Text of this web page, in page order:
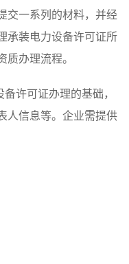
交一系列的材料，并经
承装电力设备许可证所
质办理流程。
许可证办理的基础，
人信息等。企业需提供